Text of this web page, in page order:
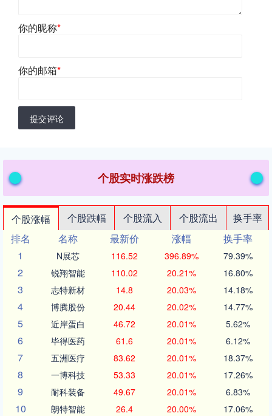
你的昵称*
你的邮箱*
提交评论
个股实时涨跌榜
个股涨幅 个股跌幅 个股流入 个股流出
换手率
排名
名称 最新价 涨幅
换手率
1
N展芯 116.52 396.89% 79.39%
2 锐翔智能 110.02 20.21% 16.80%
3 志特新材 14.8 20.03% 14.18%
4 博腾股份 20.44 20.02% 14.77%
5 近岸蛋白 46.72 20.01% 5.62%
6 毕得医药 61.6 20.01% 6.12%
7 五洲医疗 83.62 20.01% 18.37%
8 一博科技 53.33 20.01% 17.26%
9 耐科装备 49.67 20.01% 6.83%
10 朗特智能 26.4 20.00% 17.06%